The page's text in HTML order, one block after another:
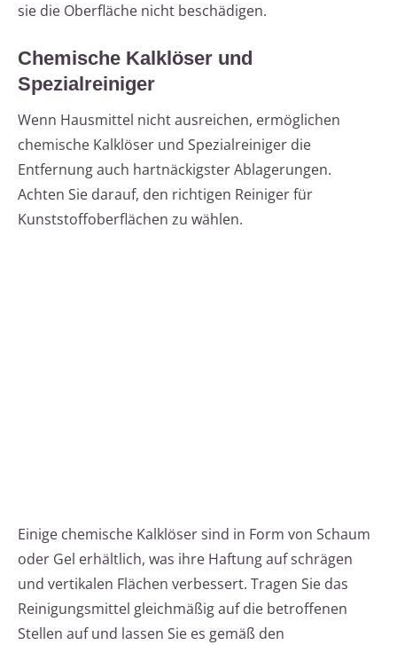
sie die Oberfläche nicht beschädigen.
Chemische Kalklöser und
Spezialreiniger
Wenn Hausmittel nicht ausreichen, ermöglichen
chemische Kalklöser und Spezialreiniger die
Entfernung auch hartnäckigster Ablagerungen.
Achten Sie darauf, den richtigen Reiniger für
Kunststoffoberflächen zu wählen.
Einige chemische Kalklöser sind in Form von Schaum
oder Gel erhältlich, was ihre Haftung auf schrägen
und vertikalen Flächen verbessert. Tragen Sie das
Reinigungsmittel gleichmäßig auf die betroffenen
Stellen auf und lassen Sie es gemäß den